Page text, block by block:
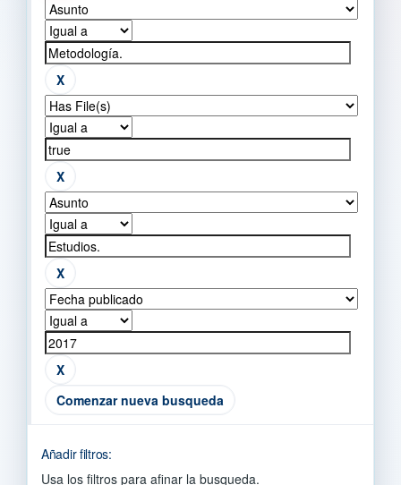
Comenzar nueva busqueda
Añadir filtros:
Usa los filtros para afinar la busqueda.